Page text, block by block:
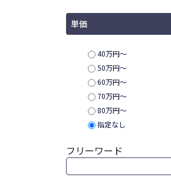
単価
40万円〜
50万円〜
60万円〜
70万円〜
80万円〜
指定なし
フリーワード